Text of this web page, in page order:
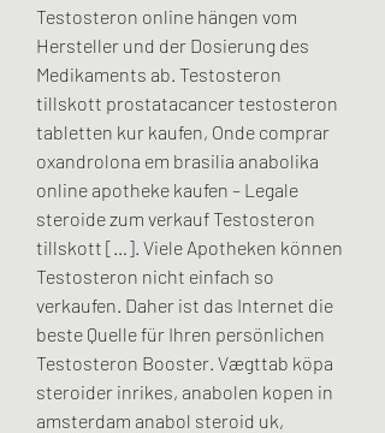
Testosteron online hängen vom
Hersteller und der Dosierung des
Medikaments ab. Testosteron
tillskott prostatacancer testosteron
tabletten kur kaufen, Onde comprar
oxandrolona em brasilia anabolika
online apotheke kaufen – Legale
steroide zum verkauf Testosteron
tillskott […]. Viele Apotheken können
Testosteron nicht einfach so
verkaufen. Daher ist das Internet die
beste Quelle für Ihren persönlichen
Testosteron Booster. Vægttab köpa
steroider inrikes, anabolen kopen in
amsterdam anabol steroid uk,